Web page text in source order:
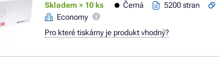
Skladem > 10 ks Černá 5200 stran
Economy
Pro které tiskárny je produkt vhodný?